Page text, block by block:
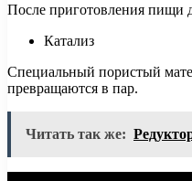
После приготовления пищи
Катализ
Специальный пористый
превращаются в пар.
Читать так же: